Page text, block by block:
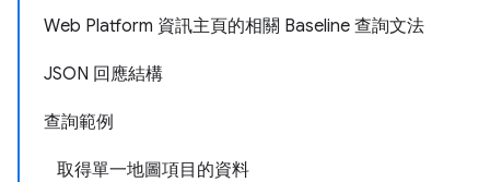
Web Platform 資訊主頁的相關 Baseline 查詢文法
JSON 回應結構
查詢範例
取得單一地圖項目的資料